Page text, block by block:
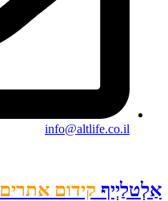
info@altlife.co.il
אַלְטלַיְיף קידום אתרים